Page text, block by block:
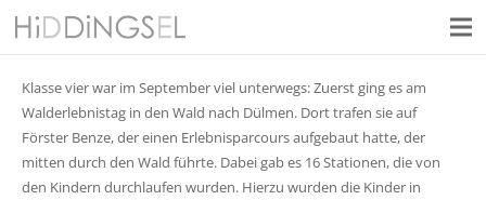
Klasse vier war im September viel unterwegs: Zuerst ging es am
Walderlebnistag in den Wald nach Dülmen. Dort trafen sie auf
Förster Benze, der einen Erlebnisparcours aufgebaut hatte, der
mitten durch den Wald führte. Dabei gab es 16 Stationen, die von
den Kindern durchlaufen wurden. Hierzu wurden die Kinder in